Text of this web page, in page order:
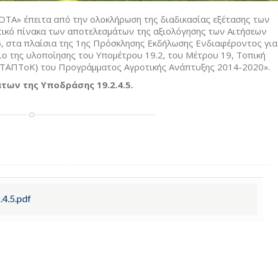
έπειτα από την ολοκλήρωση της διαδικασίας εξέτασης των
πίνακα των αποτελεσμάτων της αξιολόγησης των Αιτήσεων
πλαίσια της 1ης Πρόσκλησης Εκδήλωσης Ενδιαφέροντος για
της υλοποίησης του Υπομέτρου 19.2, του Μέτρου 19, Τοπική
του Προγράμματος Αγροτικής Ανάπτυξης 2014-2020».
της Υποδράσης 19.2.4.5.